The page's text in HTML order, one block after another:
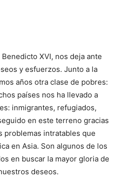
XVI, nos deja ante
y esfuerzos. Junto a la
años otra clase de pobres:
países nos ha llevado a
inmigrantes, refugiados,
en este terreno gracias
problemas intratables que
en Asia. Son algunos de los
en buscar la mayor gloria de
deseos.